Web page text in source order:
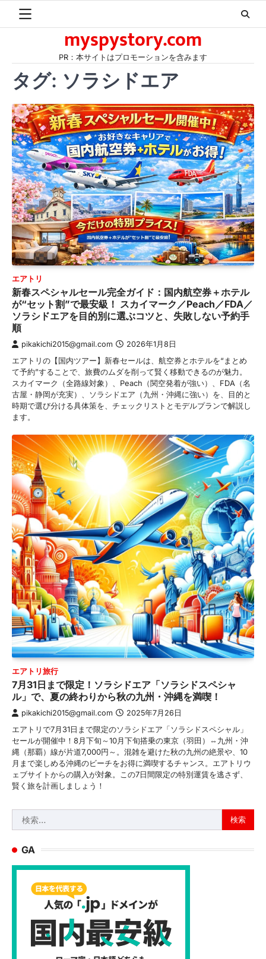
myspystory.com
PR：本サイトはプロモーションを含みます
タグ: ソラシドエア
エアトリ
新春スペシャルセール完全ガイド：国内航空券＋ホテル
が“セット割”で最安級！ スカイマーク／Peach／FDA／
ソラシドエアを目的別に選ぶコツと、失敗しない予約手
順
pikakichi2015@gmail.com 2026年1月8日
エアトリの【国内ツアー】新春セールは、航空券とホテルを“まとめ
て予約”することで、旅費のムダを削って賢く移動できるのが魅力。
スカイマーク（全路線対象）、Peach（関空発着が強い）、FDA（名
古屋・静岡が充実）、ソラシドエア（九州・沖縄に強い）を、目的と
時期で選び分ける具体策を、チェックリストとモデルプランで解説し
ます。
エアトリ旅行
7月31日まで限定！ソラシドエア「ソラシドスペシャ
ル」で、夏の終わりから秋の九州・沖縄を満喫！
pikakichi2015@gmail.com 2025年7月26日
エアトリで7月31日まで限定のソラシドエア「ソラシドスペシャル」
セールが開催中！8月下旬～10月下旬搭乗の東京（羽田）⇔九州・沖
縄（那覇）線が片道7,000円～。混雑を避けた秋の九州の絶景や、10
月まで楽しめる沖縄のビーチをお得に満喫するチャンス。エアトリウ
ェブサイトからの購入が対象。この7日間限定の特別運賃を逃さず、
賢く旅を計画しましょう！
索:
GA